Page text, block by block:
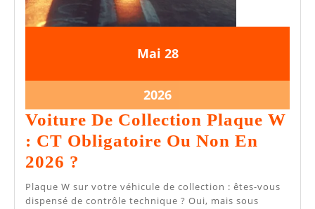
Mai28
2026
2828
202628
mai
2026
Voiture De Collection Plaque W
: CT Obligatoire Ou Non En
2026 ?
De
Collection
Plaque W sur votre véhicule de collection : êtes-vous
dispensé de contrôle technique ? Oui, mais sous